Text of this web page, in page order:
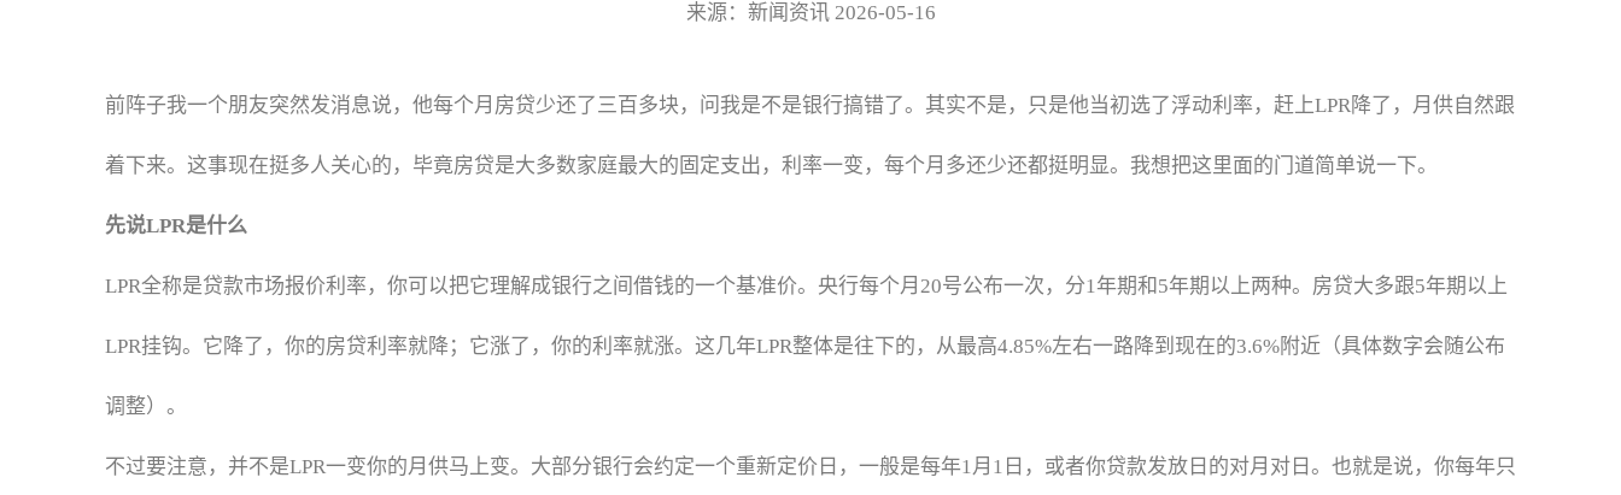
来源：新闻资讯 2026-05-16
前阵子我一个朋友突然发消息说，他每个月房贷少还了三百多块，问我是不是银行搞错了。其实不是，只是他当初选了浮动利率，赶上LPR降了，月供自然跟
着下来。这事现在挺多人关心的，毕竟房贷是大多数家庭最大的固定支出，利率一变，每个月多还少还都挺明显。我想把这里面的门道简单说一下。
先说LPR是什么
LPR全称是贷款市场报价利率，你可以把它理解成银行之间借钱的一个基准价。央行每个月20号公布一次，分1年期和5年期以上两种。房贷大多跟5年期以上
LPR挂钩。它降了，你的房贷利率就降；它涨了，你的利率就涨。这几年LPR整体是往下的，从最高4.85%左右一路降到现在的3.6%附近（具体数字会随公布
调整）。
不过要注意，并不是LPR一变你的月供马上变。大部分银行会约定一个重新定价日，一般是每年1月1日，或者你贷款发放日的对月对日。也就是说，你每年只